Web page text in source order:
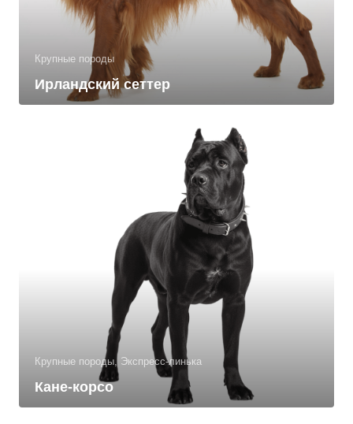
Крупные породы
Ирландский сеттер
Крупные породы, Экспресс-линька
Кане-корсо